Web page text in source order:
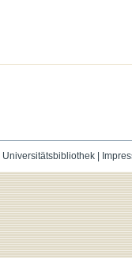
Universitätsbibliothek|